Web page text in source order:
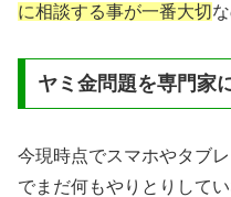
に相談する事が一番大切
ヤミ金問題を専門家
今現時点でスマホやタブ
でまだ何もやりとりして